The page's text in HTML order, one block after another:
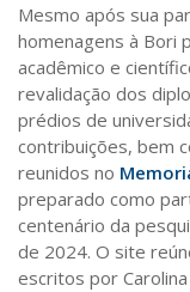
Mesmo após sua
homenagens à Bori
acadêmico e
revalidação dos
prédios de
contribuições, bem
reunidos no
preparado como
centenário da
de 2024. O site
escritos por